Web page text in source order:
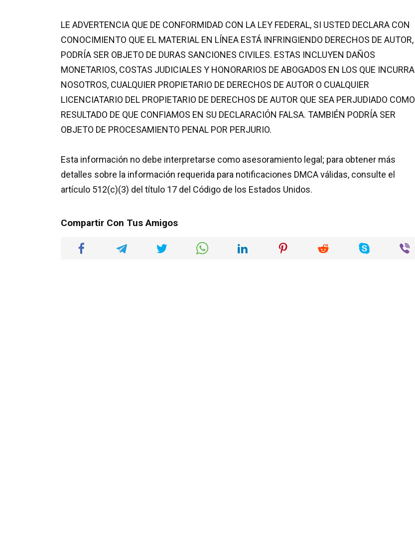
LE ADVERTENCIA QUE DE CONFORMIDAD CON LA LEY FEDERAL, SI USTED DECLARA CON
CONOCIMIENTO QUE EL MATERIAL EN LÍNEA ESTÁ INFRINGIENDO DERECHOS DE AUTOR,
PODRÍA SER OBJETO DE DURAS SANCIONES CIVILES. ESTAS INCLUYEN DAÑOS
MONETARIOS, COSTAS JUDICIALES Y HONORARIOS DE ABOGADOS EN LOS QUE INCURRA
NOSOTROS, CUALQUIER PROPIETARIO DE DERECHOS DE AUTOR O CUALQUIER
LICENCIATARIO DEL PROPIETARIO DE DERECHOS DE AUTOR QUE SEA PERJUDIADO COMO
RESULTADO DE QUE CONFIAMOS EN SU DECLARACIÓN FALSA. TAMBIÉN PODRÍA SER
OBJETO DE PROCESAMIENTO PENAL POR PERJURIO.
Esta información no debe interpretarse como asesoramiento legal; para obtener más
detalles sobre la información requerida para notificaciones DMCA válidas, consulte el
artículo 512(c)(3) del título 17 del Código de los Estados Unidos.
Compartir Con Tus Amigos